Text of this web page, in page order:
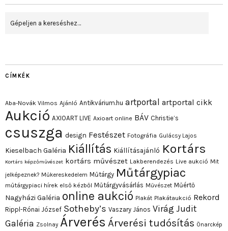
CÍMKÉK
Aba-Novák Vilmos Ajánló Antikvárium.hu artportal artportal cikk
Aukció AXIOART LIVE Axioart online BÁV Christie’s
csuszga design Festészet Fotográfia Gulácsy Lajos
Kieselbach Galéria Kiállítás Kiállításajánló Kortárs
Kortárs képzőművészet kortárs művészet Lakberendezés Live aukció Mit
jelképeznek? Műkereskedelem Műtárgy Műtárgypiac
műtárgypiaci hírek első kézből Műtárgyvásárlás Művészet Műértő
Nagyházi Galéria online aukció Plakát Plakátaukció Rekord
Rippl-Rónai József Sotheby’s Vaszary János Virág Judit
Galéria Zsolnay Árverés Árverési tudósítás Önarckép